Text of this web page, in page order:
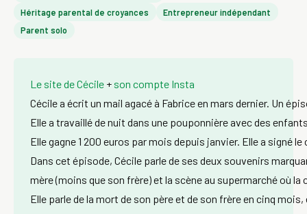
Héritage parental de croyances
Entrepreneur indépendant
Parent solo
Le site de Cécile + son compte Insta
Cécile a écrit un mail agacé à Fabrice en mars dernier. Un
Elle a travaillé de nuit dans une pouponnière avec des
Elle gagne 1 200 euros par mois depuis janvier. Elle a signé
Dans cet épisode, Cécile parle de ses deux souvenirs
mère (moins que son frère) et la scène au supermarché où
Elle parle de la mort de son père et de son frère en cinq